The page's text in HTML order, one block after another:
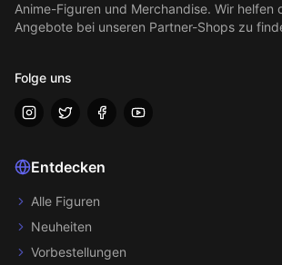
Anime-Figuren und Merchandise. Wir helfen
Angebote bei unseren Partner-Shops zu
Folge uns
Entdecken
Alle Figuren
Neuheiten
Vorbestellungen